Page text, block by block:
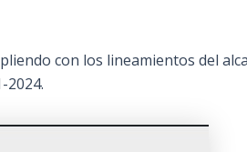
con los lineamientos del
2024.